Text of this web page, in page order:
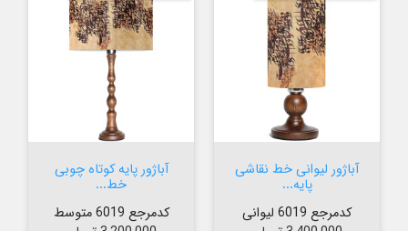
آباژور لیوانی خط نقاشی
پایه...
کدمرجع 6019 لیوانی
آباژور پایه کوتاه چوبی
خط...
کدمرجع 6019 متوسط